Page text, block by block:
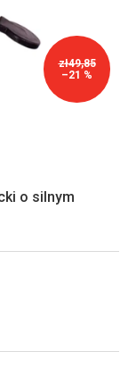
zł49,85
–21 %
o silnym